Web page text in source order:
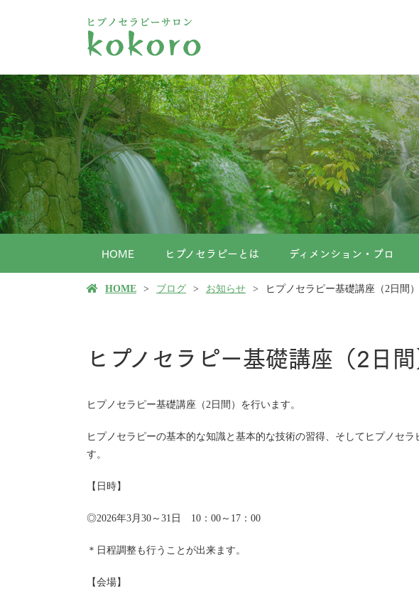
HOME ヒプノセラピーとは ディメンション・プロ
HOME ブログ お知らせ ヒプノセラピー基礎講座（2日間
ヒプノセラピー基礎講座（2日
ヒプノセラピー基礎講座（2日間）を行います。
ヒプノセラピーの基本的な知識と基本的な技術の習得、そしてヒプノセ
す。
【日時】
◎2026年3月30～31日 10：00～17：00
＊日程調整も行うことが出来ます。
【会場】